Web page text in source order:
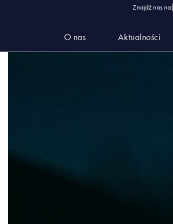
Znajdź nas na:
O nas Aktualności
erik-mclean-HJjc4uczOJU-unsplash